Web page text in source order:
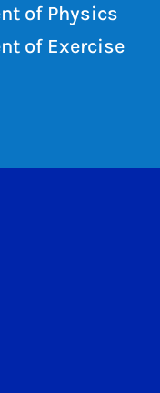
of Physics
of Exercise